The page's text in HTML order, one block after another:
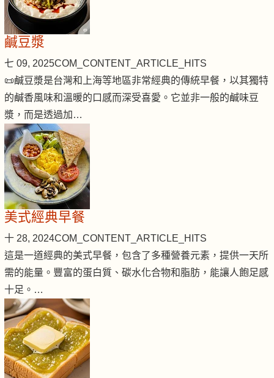
鹹豆漿
七 09, 2025COM_CONTENT_ARTICLE_HITS
📜鹹豆漿是台灣和上海等地區非常經典的傳統早餐，以其獨特
的鹹香風味和溫暖的口感而深受喜愛。它並非一般的鹹味豆
漿，而是透過加…
美式經典早餐
十 28, 2024COM_CONTENT_ARTICLE_HITS
這是一道經典的美式早餐，包含了多種營養元素，提供一天所
需的能量。豐富的蛋白質、碳水化合物和脂肪，能讓人飽足感
十足。…